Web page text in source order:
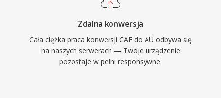
Zdalna konwersja
Cała ciężka praca konwersji CAF do AU odbywa się
na naszych serwerach — Twoje urządzenie
pozostaje w pełni responsywne.